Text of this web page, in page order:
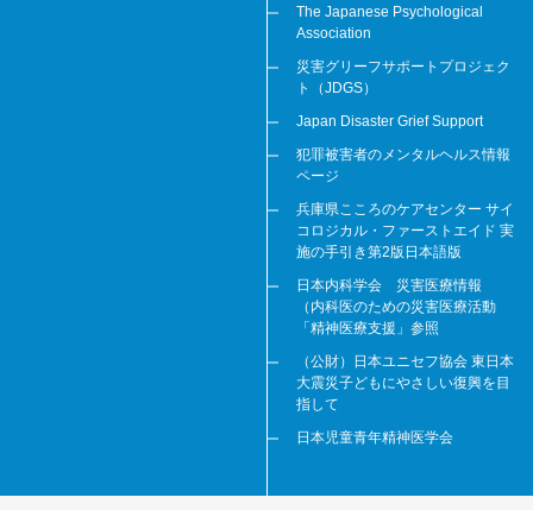
The Japanese Psychological
Association
災害グリーフサポートプロジェク
ト（JDGS）
Japan Disaster Grief Support
犯罪被害者のメンタルヘルス情報
ページ
兵庫県こころのケアセンター サイ
コロジカル・ファーストエイド 実
施の手引き第2版日本語版
日本内科学会 災害医療情報
（内科医のための災害医療活動
「精神医療支援」参照
（公財）日本ユニセフ協会 東日本
大震災子どもにやさしい復興を目
指して
日本児童青年精神医学会